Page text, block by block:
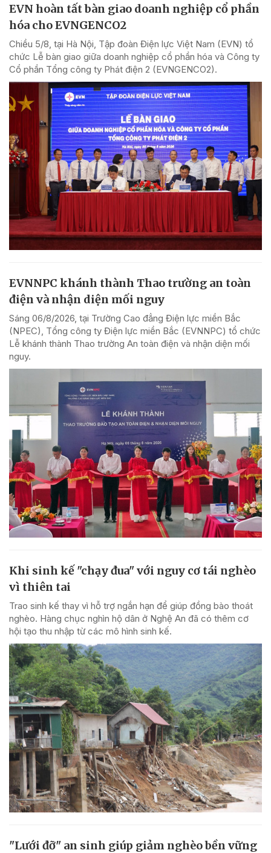
EVN hoàn tất bàn giao doanh nghiệp cổ phần
hóa cho EVNGENCO2
Chiều 5/8, tại Hà Nội, Tập đoàn Điện lực Việt Nam (EVN) tổ
chức Lễ bàn giao giữa doanh nghiệp cổ phần hóa và Công ty
Cổ phần Tổng công ty Phát điện 2 (EVNGENCO2).
EVNNPC khánh thành Thao trường an toàn
điện và nhận diện mối nguy
Sáng 06/8/2026, tại Trường Cao đẳng Điện lực miền Bắc
(NPEC), Tổng công ty Điện lực miền Bắc (EVNNPC) tổ chức
Lễ khánh thành Thao trường An toàn điện và nhận diện mối
nguy.
Khi sinh kế "chạy đua" với nguy cơ tái nghèo
vì thiên tai
Trao sinh kế thay vì hỗ trợ ngắn hạn để giúp đồng bào thoát
nghèo. Hàng chục nghìn hộ dân ở Nghệ An đã có thêm cơ
hội tạo thu nhập từ các mô hình sinh kế.
"Lưới đỡ" an sinh giúp giảm nghèo bền vững